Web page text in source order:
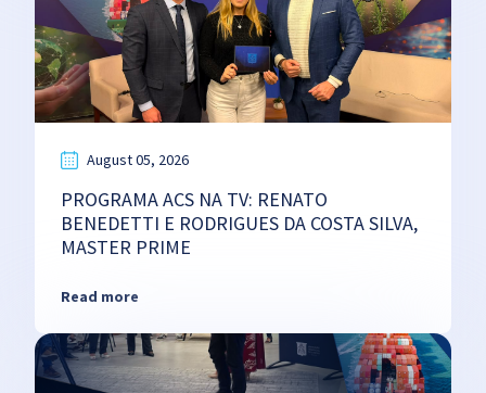
August 05, 2026
PROGRAMA ACS NA TV: RENATO
BENEDETTI E RODRIGUES DA COSTA SILVA,
MASTER PRIME
Read more